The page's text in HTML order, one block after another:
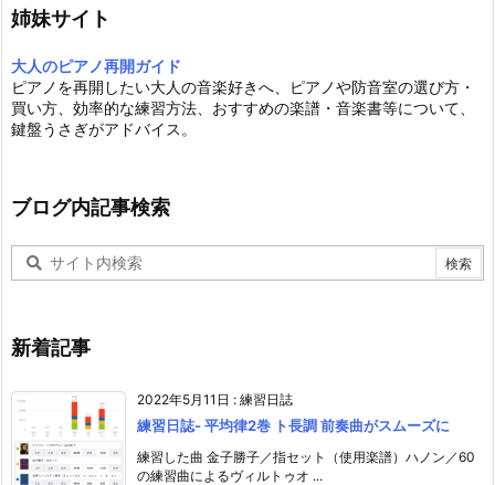
姉妹サイト
大人のピアノ再開ガイド
ピアノを再開したい大人の音楽好きへ、ピアノや防音室の選び方・
買い方、効率的な練習方法、おすすめの楽譜・音楽書等について、
鍵盤うさぎがアドバイス。
ブログ内記事検索
新着記事
2022年5月11日 : 練習日誌
練習日誌- 平均律2巻 ト長調 前奏曲がスムーズに
練習した曲 金子勝子／指セット（使用楽譜）ハノン／60
の練習曲によるヴィルトゥオ ...